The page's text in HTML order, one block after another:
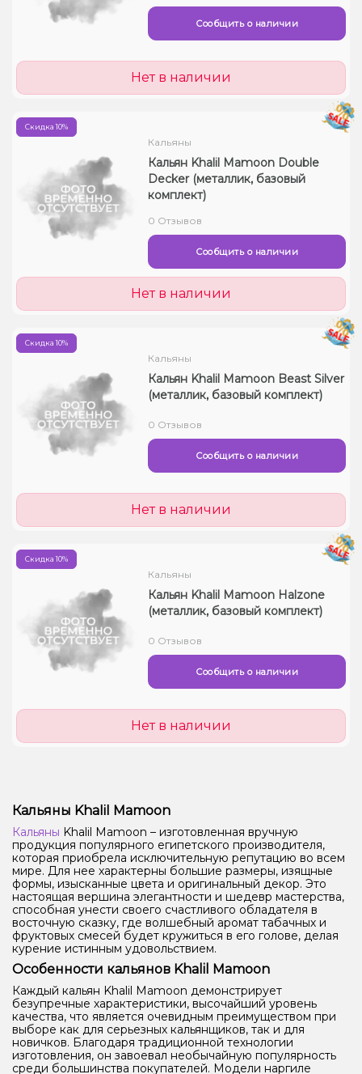
Сообщить о наличии
Нет в наличии
Скидка 10%
Кальяны
Кальян Khalil Mamoon Double
Decker (металлик, базовый
комплект)
0 Отзывов
Сообщить о наличии
Нет в наличии
Скидка 10%
Кальяны
Кальян Khalil Mamoon Beast Silver
(металлик, базовый комплект)
0 Отзывов
Сообщить о наличии
Нет в наличии
Скидка 10%
Кальяны
Кальян Khalil Mamoon Halzone
(металлик, базовый комплект)
0 Отзывов
Сообщить о наличии
Нет в наличии
Кальяны Khalil Mamoon
Кальяны Khalil Mamoon – изготовленная вручную
продукция популярного египетского производителя,
которая приобрела исключительную репутацию во всем
мире. Для нее характерны большие размеры, изящные
формы, изысканные цвета и оригинальный декор. Это
настоящая вершина элегантности и шедевр мастерства,
способная унести своего счастливого обладателя в
восточную сказку, где волшебный аромат табачных и
фруктовых смесей будет кружиться в его голове, делая
курение истинным удовольствием.
Особенности кальянов Khalil Mamoon
Каждый кальян Khalil Mamoon демонстрирует
безупречные характеристики, высочайший уровень
качества, что является очевидным преимуществом при
выборе как для серьезных кальянщиков, так и для
новичков. Благодаря традиционной технологии
изготовления, он завоевал необычайную популярность
среди большинства покупателей. Модели наргиле